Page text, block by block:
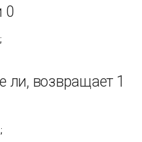
0
ли, возвращает 1